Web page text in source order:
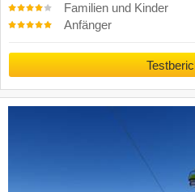
Familien und Kinder
Anfänger